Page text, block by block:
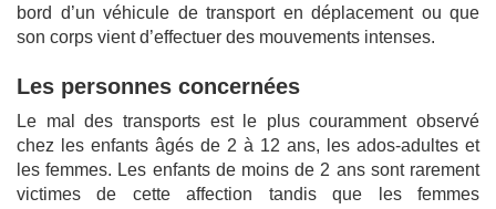
bord d’un véhicule de transport en déplacement ou que
son corps vient d’effectuer des mouvements intenses.
Les personnes concernées
Le mal des transports est le plus couramment observé
chez les enfants âgés de 2 à 12 ans, les ados-adultes et
les femmes. Les enfants de moins de 2 ans sont rarement
victimes de cette affection tandis que les femmes